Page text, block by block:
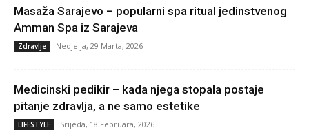
Masaža Sarajevo – popularni spa ritual jedinstvenog
Amman Spa iz Sarajeva
Zdravlje Nedjelja, 29 Marta, 2026
Medicinski pedikir – kada njega stopala postaje
pitanje zdravlja, a ne samo estetike
LIFESTYLE Srijeda, 18 Februara, 2026